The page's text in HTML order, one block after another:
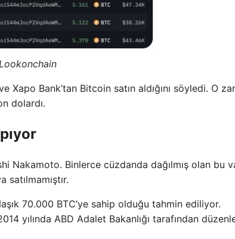
Lookonchain
Bank’tan Bitcoin satın aldığını söyledi. O
dolardı.
Nakamoto. Binlerce cüzdanda dağılmış olan bu
70.000 BTC’ye sahip olduğu tahmin ediliyor.
yılında ABD Adalet Bakanlığı tarafından